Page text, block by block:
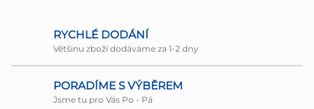
RYCHLÉ DODÁNÍ
Většinu zboží dodáváme za 1-2 dny
PORADÍME S VÝBĚREM
Jsme tu pro Vás Po - Pá